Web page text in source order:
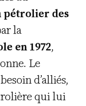
pétrolier des
la
en 1972,
Le
d’alliés,
qui lui